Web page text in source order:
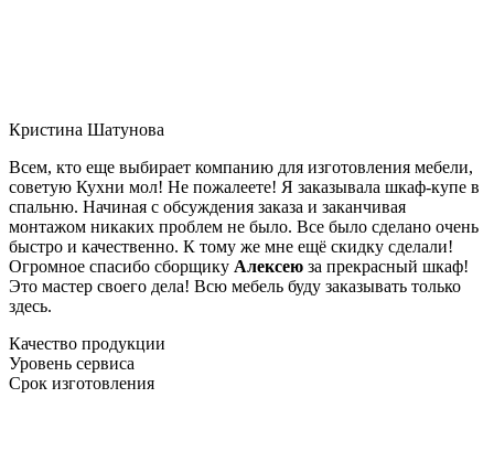
Кристина Шатунова
Всем, кто еще выбирает компанию для изготовления мебели,
советую Кухни мол! Не пожалеете! Я заказывала шкаф-купе в
спальню. Начиная с обсуждения заказа и заканчивая
монтажом никаких проблем не было. Все было сделано очень
быстро и качественно. К тому же мне ещё скидку сделали!
Огромное спасибо сборщику Алексею за прекрасный шкаф!
Это мастер своего дела! Всю мебель буду заказывать только
здесь.
Качество продукции
Уровень сервиса
Срок изготовления